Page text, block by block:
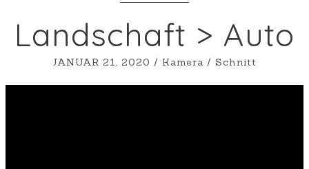
Landschaft > Auto
JANUAR 21, 2020 / Kamera / Schnitt